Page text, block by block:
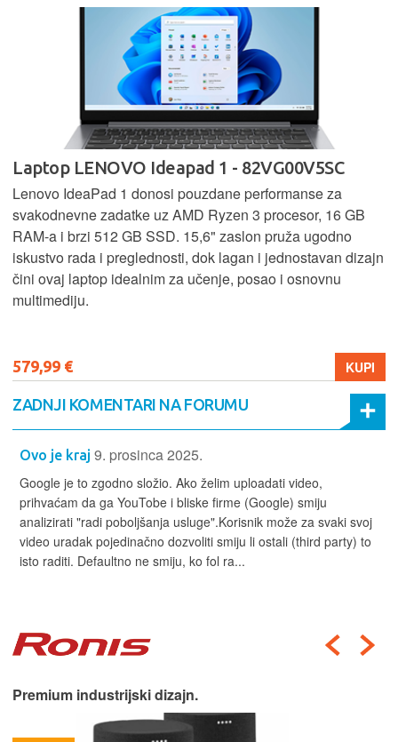
Laptop LENOVO Ideapad 1 - 82VG00V5SC
Lenovo IdeaPad 1 donosi pouzdane performanse za
svakodnevne zadatke uz AMD Ryzen 3 procesor, 16 GB
RAM-a i brzi 512 GB SSD. 15,6" zaslon pruža ugodno
iskustvo rada i preglednosti, dok lagan i jednostavan dizajn
čini ovaj laptop idealnim za učenje, posao i osnovnu
multimediju.
579,99 € KUPI
ZADNJI KOMENTARI NA FORUMU
Ovo je kraj 9. prosinca 2025.
Google je to zgodno složio. Ako želim uploadati video,
prihvaćam da ga YouTobe i bliske firme (Google) smiju
analizirati "radi poboljšanja usluge".Korisnik može za svaki svoj
video uradak pojedinačno dozvoliti smiju li ostali (third party) to
isto raditi. Defaultno ne smiju, ko fol ra...
Premium industrijski dizajn.